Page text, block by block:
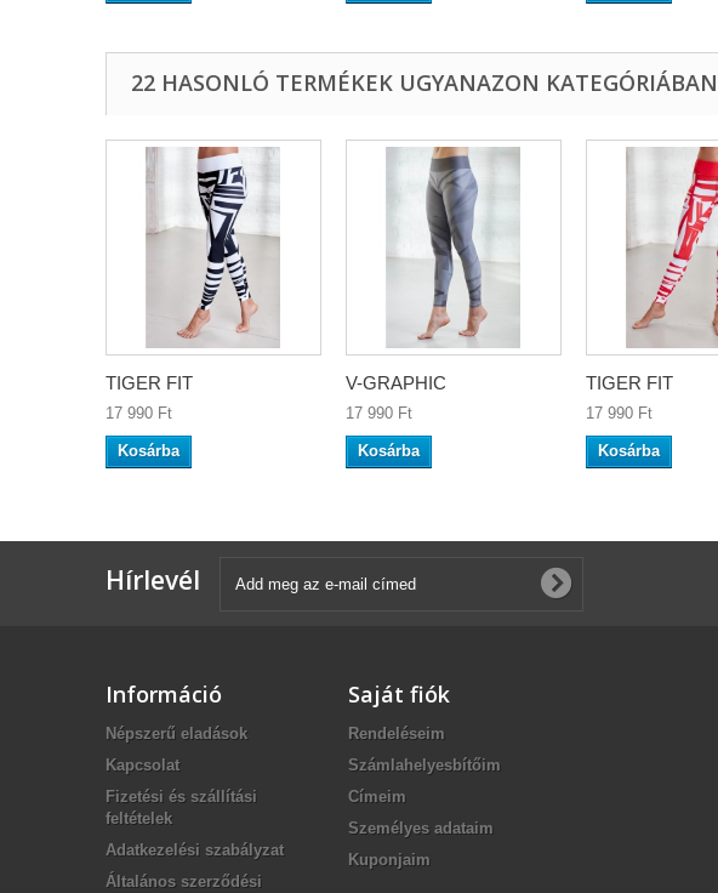
22 HASONLÓ TERMÉKEK UGYANAZON
TIGER FIT
17 990 Ft‎
Kosárba
V-GRAPHIC
17 990 Ft‎
Kosárba
TIGER FIT
17 990 Ft‎
Kosárba
Hírlevél
Információ
Népszerű eladások
Kapcsolat
Fizetési és szállítási
feltételek
Adatkezelési szabályzat
Általános szerződési
Saját fiók
Rendeléseim
Számlahelyesbítőim
Címeim
Személyes adataim
Kuponjaim